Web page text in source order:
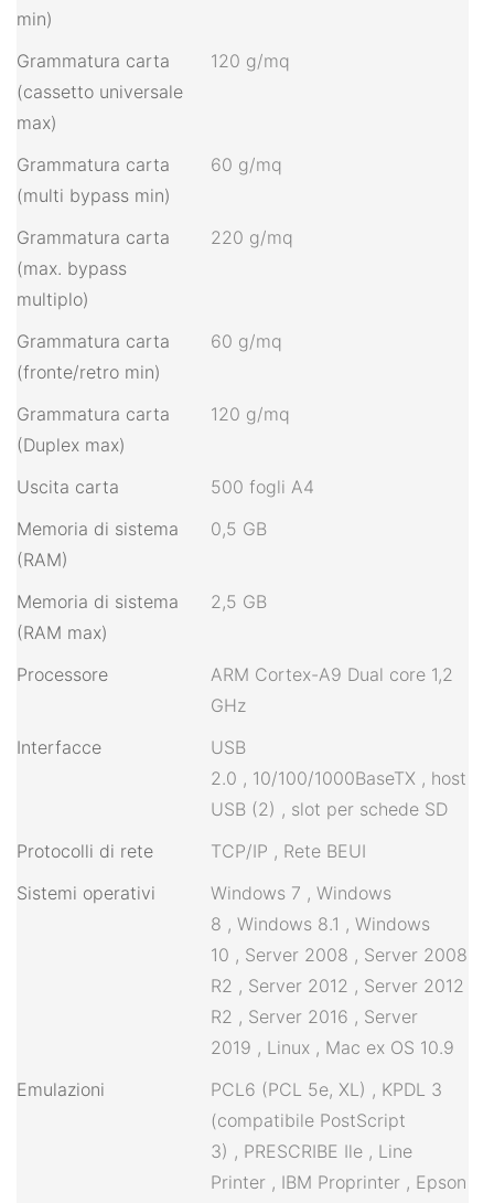
min)
Grammatura carta
(cassetto universale
max)
120 g/mq
Grammatura carta
(multi bypass min)
60 g/mq
Grammatura carta
(max. bypass
multiplo)
220 g/mq
Grammatura carta
(fronte/retro min)
60 g/mq
Grammatura carta
(Duplex max)
120 g/mq
Uscita carta
500 fogli A4
Memoria di sistema
(RAM)
0,5 GB
Memoria di sistema
(RAM max)
2,5 GB
Processore
ARM Cortex-A9 Dual core 1,2
GHz
Interfacce
USB
2.0 , 10/100/1000BaseTX , host
USB (2) , slot per schede SD
Protocolli di rete
TCP/IP , Rete BEUI
Sistemi operativi
Windows 7 ,Windows
8 ,Windows 8.1 ,Windows
10 , Server 2008 , Server 2008
R2 , Server 2012 , Server 2012
R2 , Server 2016 , Server
2019 , Linux , Mac ex OS 10.9
Emulazioni
PCL6 (PCL 5e, XL) , KPDL 3
(compatibile PostScript
3) , PRESCRIBE Ile , Line
Printer , IBM Proprinter , Epson